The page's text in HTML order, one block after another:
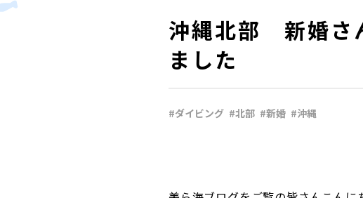
沖縄北部 新婚さ
ました
#ダイビング #北部 #新婚 #沖縄